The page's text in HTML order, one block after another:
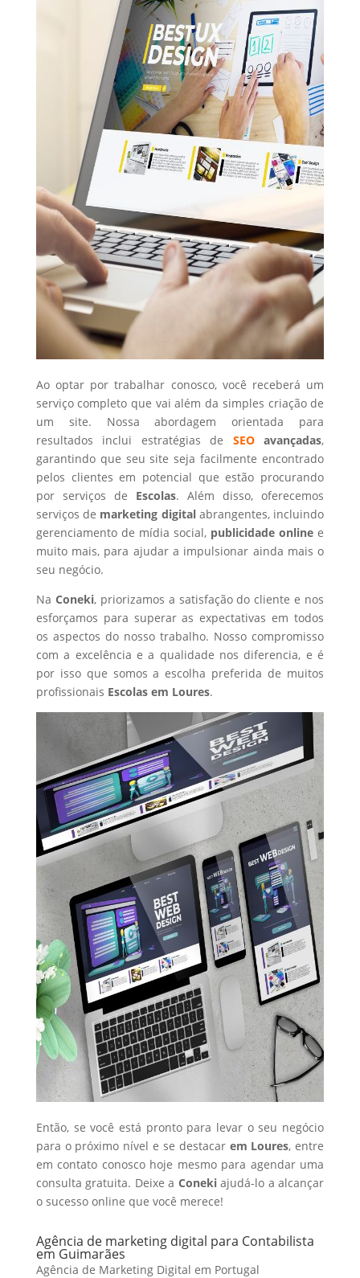
Ao optar por trabalhar conosco, você receberá um
serviço completo que vai além da simples criação de
um site. Nossa abordagem orientada para
resultados inclui estratégias de SEOavançadas,
garantindo que seu site seja facilmente encontrado
pelos clientes em potencial que estão procurando
por serviços de Escolas. Além disso, oferecemos
serviços de marketing digital abrangentes, incluindo
gerenciamento de mídia social, publicidade online e
muito mais, para ajudar a impulsionar ainda mais o
seu negócio.
Na Coneki, priorizamos a satisfação do cliente e nos
esforçamos para superar as expectativas em todos
os aspectos do nosso trabalho. Nosso compromisso
com a excelência e a qualidade nos diferencia, e é
por isso que somos a escolha preferida de muitos
profissionais Escolasem Loures.
Então, se você está pronto para levar o seu negócio
para o próximo nível e se destacar em Loures, entre
em contato conosco hoje mesmo para agendar uma
consulta gratuita. Deixe a Conekiajudá-lo a alcançar
o sucesso online que você merece!
Agência de marketing digital para Contabilista
em Guimarães
Agência de Marketing Digital em Portugal